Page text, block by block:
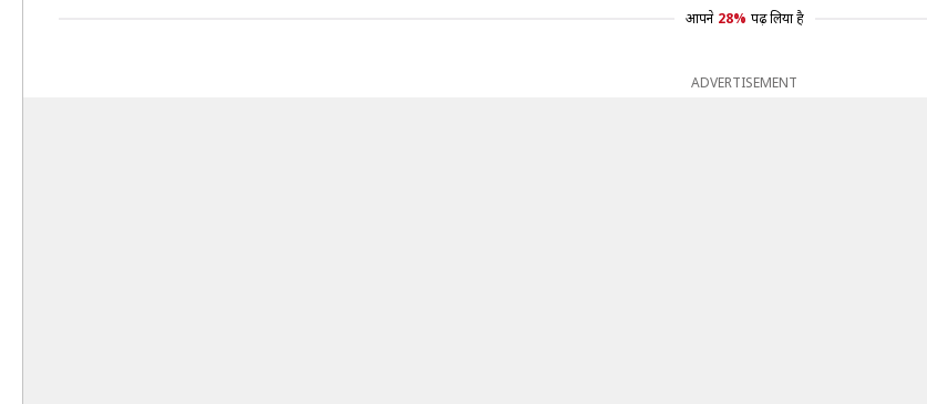
आपने 28% पढ़ लिया है
ADVERTISEMENT